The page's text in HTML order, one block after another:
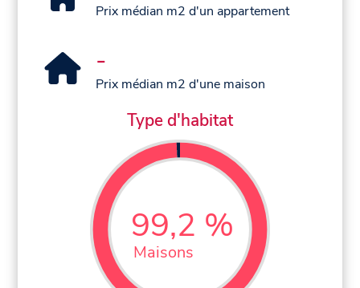
Prix médian m2 d'un appartement
-
Prix médian m2 d'une maison
Type d'habitat
99,2 %
Maisons